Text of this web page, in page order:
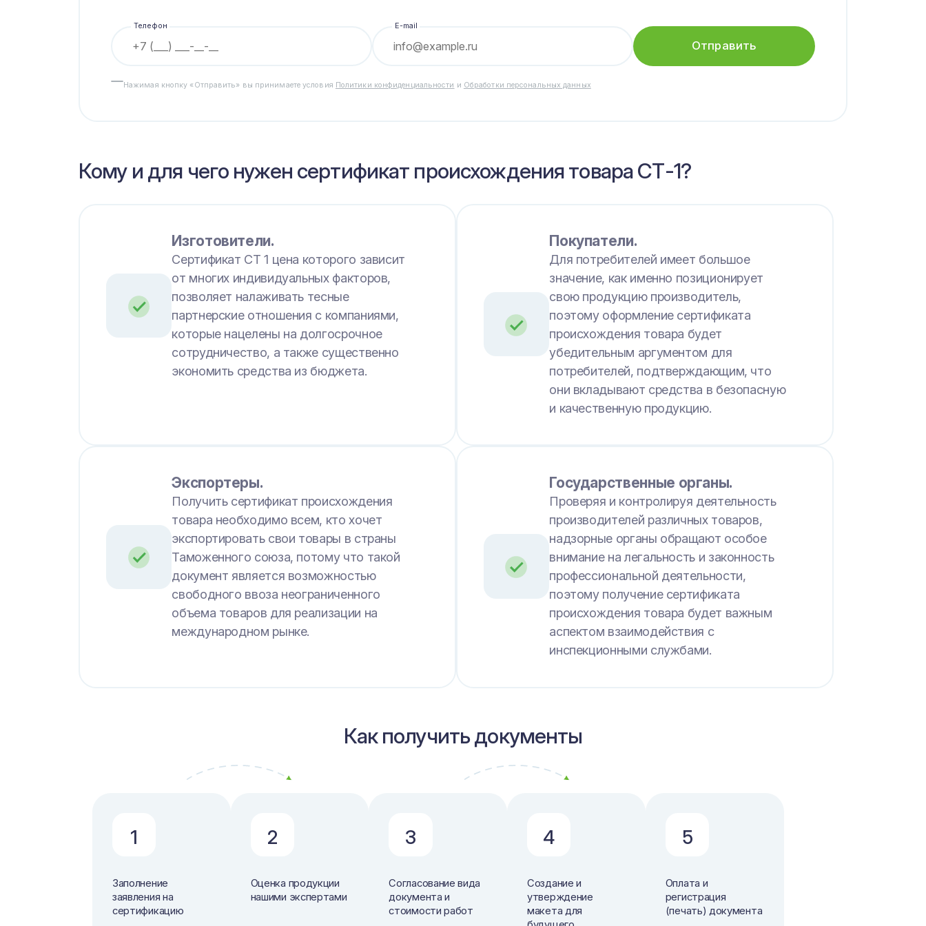
Телефон E-mail
Отправить
Нажимая кнопку «Отправить» вы принимаете условия Политики конфиденциальности и Обработки персональных данных
Кому и для чего нужен сертификат происхождения товара СТ-1?
Изготовители.
Сертификат СТ 1 цена которого зависит
от многих индивидуальных факторов,
позволяет налаживать тесные
партнерские отношения с компаниями,
которые нацелены на долгосрочное
сотрудничество, а также существенно
экономить средства из бюджета.
Покупатели.
Для потребителей имеет большое
значение, как именно позиционирует
свою продукцию производитель,
поэтому оформление сертификата
происхождения товара будет
убедительным аргументом для
потребителей, подтверждающим, что
они вкладывают средства в безопасную
и качественную продукцию.
Экспортеры.
Получить сертификат происхождения
товара необходимо всем, кто хочет
экспортировать свои товары в страны
Таможенного союза, потому что такой
документ является возможностью
свободного ввоза неограниченного
объема товаров для реализации на
международном рынке.
Государственные органы.
Проверяя и контролируя деятельность
производителей различных товаров,
надзорные органы обращают особое
внимание на легальность и законность
профессиональной деятельности,
поэтому получение сертификата
происхождения товара будет важным
аспектом взаимодействия с
инспекционными службами.
Как получить документы
1
Заполнение
заявления на
сертификацию
2
Оценка продукции
нашими экспертами
3
Согласование вида
документа и
стоимости работ
4
Создание и
утверждение
макета для
5
Оплата и
регистрация
(печать) документа